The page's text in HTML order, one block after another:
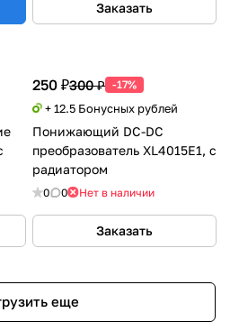
Заказать
250 ₽300 ₽ -17%
+ 12.5 Бонусных рублей
Понижающий DC-DC
преобразователь XL4015E1, с
радиатором
0 0 Нет в наличии
Заказать
еще